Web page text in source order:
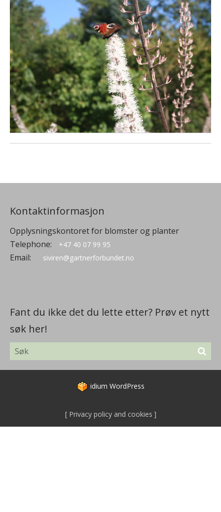
Kontaktinformasjon
Opplysningskontoret for blomster og planter
Telephone:
+47 40 07 99 95
Email: siviren@gartnerforbundet.no
Fant du ikke det du lette etter? Prøv et nytt
søk her!
idium WordPress
Privacy policy and cookies